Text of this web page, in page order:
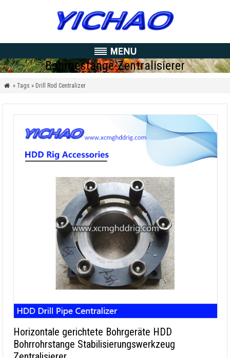
Bohrgestänge-Zentralisierer
 » Tags » Drill Rod Centralizer
Horizontale gerichtete Bohrgeräte HDD
Bohrrohrstange Stabilisierungswerkzeug